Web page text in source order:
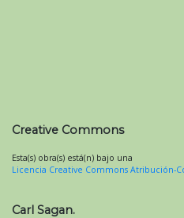
Creative Commons
Esta(s) obra(s) está(n) bajo una
Licencia Creative Commons Atribución-
Carl Sagan.